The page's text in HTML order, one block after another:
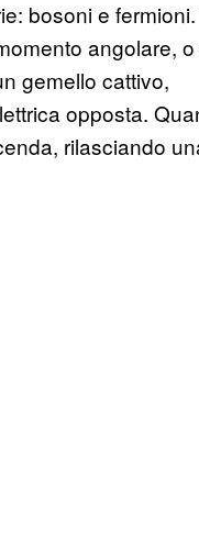
bosoni e
angolare,
gemello cattivo,
opposta.
rilasciando